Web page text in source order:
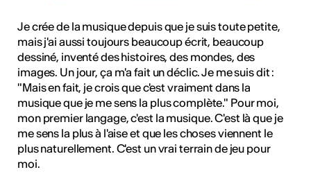
Je crée de la musique depuis que je suis toute petite,
mais j'ai aussi toujours beaucoup écrit, beaucoup
dessiné, inventé des histoires, des mondes, des
images. Un jour, ça m'a fait un déclic. Je me suis dit :
"Mais en fait, je crois que c'est vraiment dans la
musique que je me sens la plus complète." Pour moi,
mon premier langage, c'est la musique. C'est là que je
me sens la plus à l'aise et que les choses viennent le
plus naturellement. C'est un vrai terrain de jeu pour
moi.